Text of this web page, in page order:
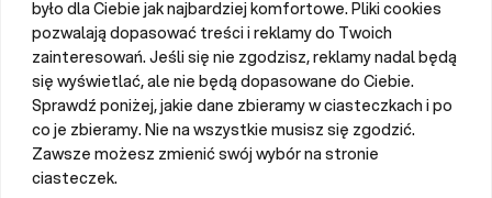
było dla Ciebie jak najbardziej komfortowe. Pliki cookies
pozwalają dopasować treści i reklamy do Twoich
zainteresowań. Jeśli się nie zgodzisz, reklamy nadal będą
się wyświetlać, ale nie będą dopasowane do Ciebie.
Sprawdź poniżej, jakie dane zbieramy w ciasteczkach i po
co je zbieramy. Nie na wszystkie musisz się zgodzić.
Zawsze możesz zmienić swój wybór na stronie
ciasteczek.